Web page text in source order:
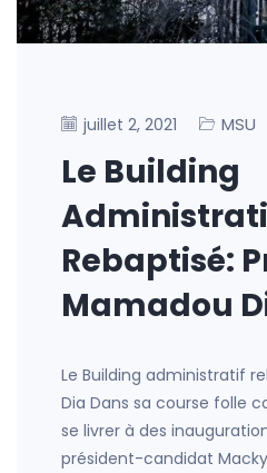
juillet 2, 2021 MSU
Le Building
Rebaptisé:
Mamadou
Le Building administratif
Dia Dans sa course folle
se livrer à des
président-candidat Macky